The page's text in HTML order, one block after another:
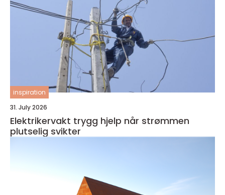
inspiration
31. July 2026
Elektrikervakt trygg hjelp når strømmen
plutselig svikter